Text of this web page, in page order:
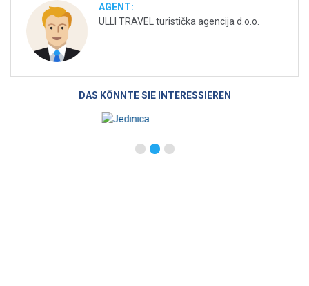
AGENT:
ULLI TRAVEL turistička agencija d.o.o.
DAS KÖNNTE SIE INTERESSIEREN